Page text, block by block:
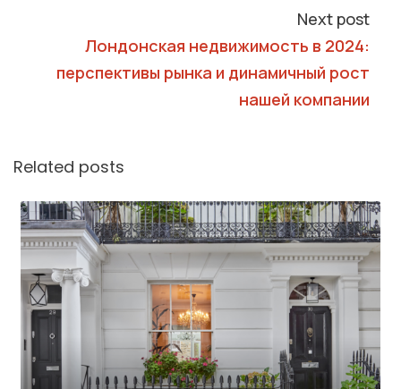
Next post
Лондонская недвижимость в 2024:
перспективы рынка и динамичный рост
нашей компании
Related posts